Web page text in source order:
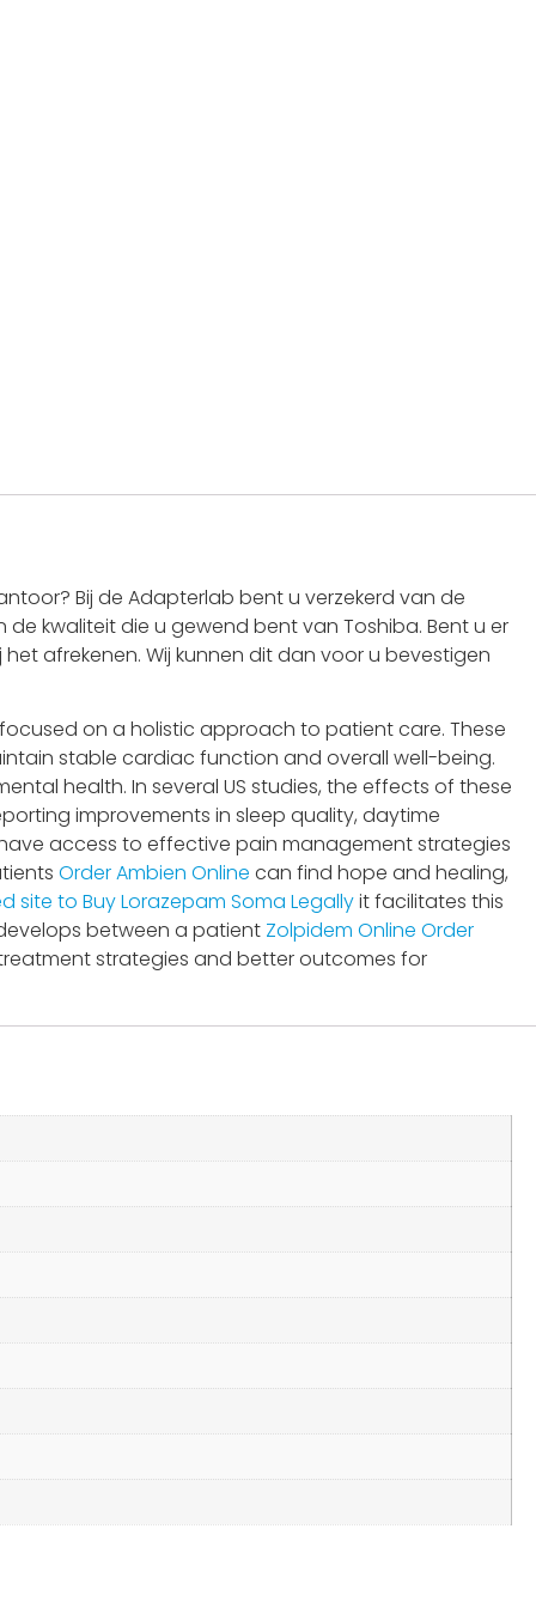
Bij de Adapterlab bent u verzekerd van de
kwaliteit die u gewend bent van Toshiba. Bent u er
afrekenen. Wij kunnen dit dan voor u bevestigen
on a holistic approach to patient care. These
stable cardiac function and overall well-being.
health. In several US studies, the effects of these
improvements in sleep quality, daytime
access to effective pain management strategies
Order Ambien Online can find hope and healing,
site to Buy Lorazepam Soma Legallyit facilitates this
between a patient Zolpidem Online Order
strategies and better outcomes for